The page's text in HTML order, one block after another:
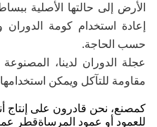
الأرض إلى حالتها الأصلية
إعادة استخدام كومة
حسب الحاجة.
مقاومة للتآكل ويمكن
كمصنع، نحن قادرون على إنتاج
للعمود أو عمود المرساةقطر